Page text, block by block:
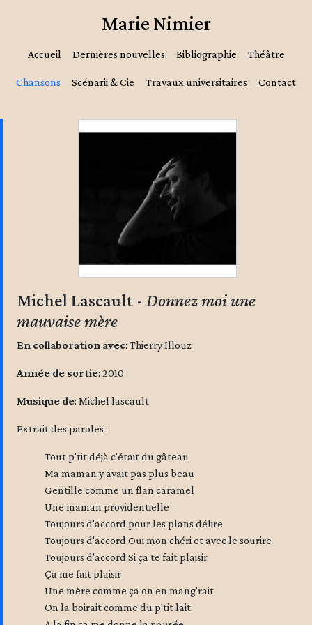
Marie Nimier
Accueil Dernières nouvelles Bibliographie Théâtre
Chansons Scénarii & Cie Travaux universitaires Contact
Michel Lascault - Donnez moi une
mauvaise mère
En collaboration avec: Thierry Illouz
Année de sortie: 2010
Musique de: Michel lascault
Extrait des paroles :
Tout p'tit déjà c'était du gâteau
Ma maman y avait pas plus beau
Gentille comme un flan caramel
Une maman providentielle
Toujours d'accord pour les plans délire
Toujours d'accord Oui mon chéri et avec le sourire
Toujours d'accord Si ça te fait plaisir
Ça me fait plaisir
Une mère comme ça on en mang'rait
On la boirait comme du p'tit lait